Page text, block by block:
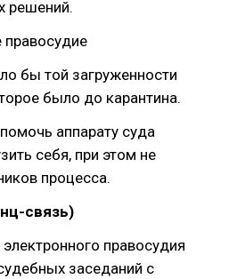
решений.
правосудие
бы той загруженности
было до карантина.
аппарату суда
себя, при этом не
процесса.
связь)
правосудия
заседаний с